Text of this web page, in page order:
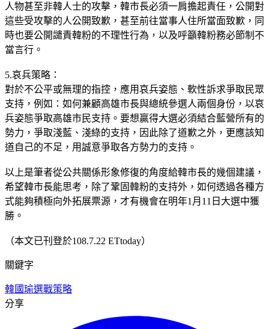
人物甚至非韓人士的攻擊，韓市長必須一肩擔起責任，公開對
這些受攻擊的人公開致歉，甚至前往當事人住所當面致歉，同
時也要公開譴責韓粉的不理性行為，以及呼籲韓粉務必節制不
當言行。
5.哀兵策略：
對於不公平或無理的指控，應用哀兵姿態、軟性訴求爭取民眾
支持，例如：如何兼顧高雄市長與總統參選人兩個身份，以哀
兵姿態爭取高雄市民支持。要想贏得大選必須結合藍營所有的
勢力，爭取淺藍、淺綠的支持，因此除了道歉之外，更應該知
道自己的不足，用誠意爭取各方勢力的支持。
以上是筆者從公共關係形象修復的角度給韓市長的幾個建議，
希望韓市長能思考，除了鞏固韓粉的支持外，如何透過各種方
式能夠積極向外拓展票源，才有機會在明年1月11日大選中獲
勝。
（本文已刊登於108.7.22 ETtoday）
關鍵字
韓國瑜選戰策略
分享